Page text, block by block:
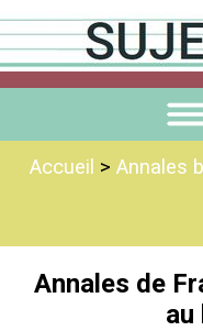
Accueil > Annales
Annales de
au